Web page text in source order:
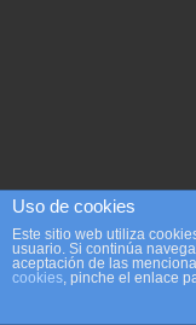
Uso de cookies
Este sitio web utiliza
usuario. Si continúa
aceptación de las
cookies, pinche el enlace